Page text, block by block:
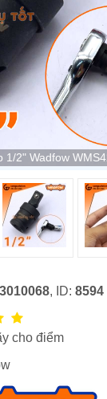
1/2" Wadfow
, ID: 8594
cho điểm